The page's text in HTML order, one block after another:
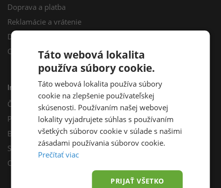
Doprava a platba
Reklamácie a vrátenie
Darčekový poukaz
Odberné miesta
Informácie
Často kladené otázky
Poradňa
Blog
Sprievodca výberom fotovoltiky
Odporúčací program
Táto webová lokalita
používa súbory cookie.
Táto webová lokalita používa súbory
cookie na zlepšenie používateľskej
skúsenosti. Používaním našej webovej
lokality vyjadrujete súhlas s používaním
všetkých súborov cookie v súlade s našimi
zásadami používania súborov cookie.
Prečítať viac
PRIJAŤ VŠETKO